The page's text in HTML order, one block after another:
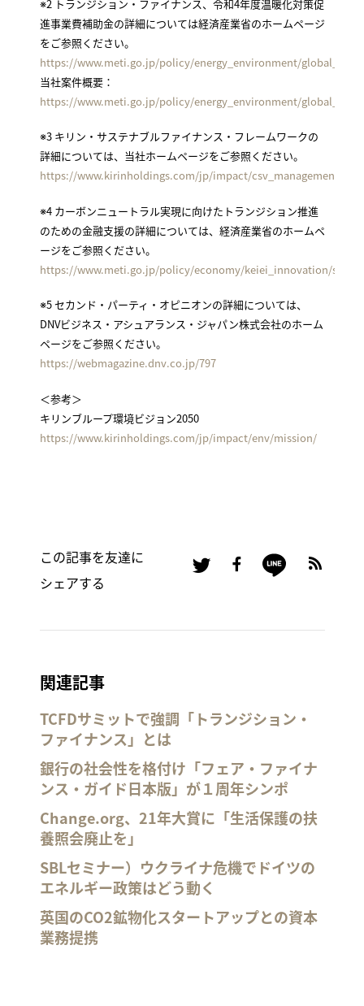
※2 トランジション・ファイナンス、令和4年度温暖化対策促
進事業費補助金の詳細については経済産業省のホームページ
をご参照ください。
https://www.meti.go.jp/policy/energy_environment/
当社案件概要：
https://www.meti.go.jp/policy/energy_environment/
※3 キリン・サステナブルファイナンス・フレームワークの
詳細については、当社ホームページをご参照ください。
https://www.kirinholdings.com/jp/impact/csv_management/
※4 カーボンニュートラル実現に向けたトランジション推進
のための金融支援の詳細については、経済産業省のホームペ
ージをご参照ください。
https://www.meti.go.jp/policy/economy/keiei_innovation/
※5 セカンド・パーティ・オピニオンの詳細については、
DNVビジネス・アシュアランス・ジャパン株式会社のホーム
ページをご参照ください。
https://webmagazine.dnv.co.jp/797
＜参考＞
キリンブループ環境ビジョン2050
https://www.kirinholdings.com/jp/impact/env/mission/
この記事を友達に
シェアする
関連記事
TCFDサミットで強調「トランジション・
ファイナンス」とは
銀行の社会性を格付け「フェア・ファイナ
ンス・ガイド日本版」が１周年シンポ
Change.org、21年大賞に「生活保護の扶
養照会廃止を」
SBLセミナー）ウクライナ危機でドイツの
エネルギー政策はどう動く
英国のCO2鉱物化スタートアップとの資本
業務提携